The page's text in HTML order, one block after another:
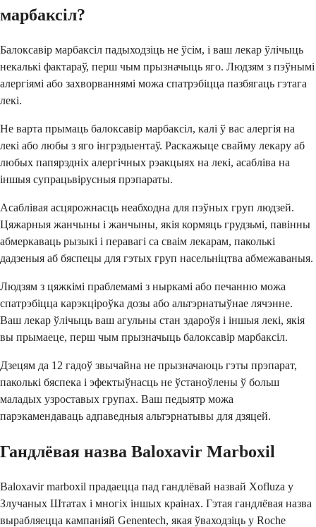
марбаксіл?
Балоксавір марбаксіл падыходзіць не ўсім, і ваш лекар ўлічыць
некалькі фактараў, перш чым прызначыць яго. Людзям з пэўнымі
алергіямі або захворваннямі можа спатрэбіцца пазбягаць гэтага
лекі.
Не варта прымаць балоксавір марбаксіл, калі ў вас алергія на
лекі або любы з яго інгрэдыентаў. Раскажыце свайму лекару аб
любых папярэдніх алергічных рэакцыях на лекі, асабліва на
іншыя супрацьвірусныя прэпараты.
Асаблівая асцярожнасць неабходна для пэўных груп людзей.
Цяжарныя жанчыны і жанчыны, якія кормяць грудзьмі, павінны
абмеркаваць рызыкі і перавагі са сваім лекарам, паколькі
дадзеныя аб бяспецы для гэтых груп насельніцтва абмежаваныя.
Людзям з цяжкімі праблемамі з ныркамі або печанню можа
спатрэбіцца карэкціроўка дозы або альтэрнатыўнае лячэнне.
Ваш лекар ўлічыць ваш агульны стан здароўя і іншыя лекі, якія
вы прымаеце, перш чым прызначыць балоксавір марбаксіл.
Дзецям да 12 гадоў звычайна не прызначаюць гэты прэпарат,
паколькі бяспека і эфектыўнасць не ўстаноўлены ў больш
маладых узроставых групах. Ваш педыятр можа
парэкамендаваць адпаведныя альтэрнатывы для дзяцей.
Гандлёвая назва Baloxavir Marboxil
Baloxavir marboxil прадаецца пад гандлёвай назвай Xofluza у
Злучаных Штатах і многіх іншых краінах. Гэтая гандлёвая назва
вырабляецца кампаніяй Genentech, якая ўваходзіць у Roche